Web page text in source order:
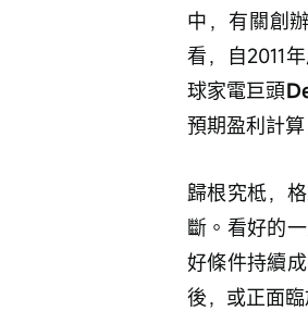
中，有關創
看，自2011
球家電巨頭
預期盈利計
歸根究柢，
斷。看好的
好條件持續
後，或正面